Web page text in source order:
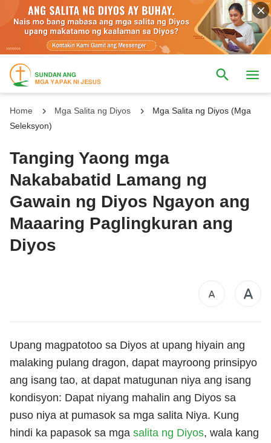
Home Mga Salita ng Diyos
Mga Salita ng Diyos (Mga
Seleksyon)
Tanging Yaong mga
Nakababatid Lamang ng
Gawain ng Diyos Ngayon ang
Maaaring Paglingkuran ang
Diyos
Upang magpatotoo sa Diyos at upang hiyain ang
malaking pulang dragon, dapat mayroong prinsipyo
ang isang tao, at dapat matugunan niya ang isang
kondisyon: Dapat niyang mahalin ang Diyos sa
puso niya at pumasok sa mga salita Niya. Kung
hindi ka papasok sa mga salita ng Diyos, wala kang